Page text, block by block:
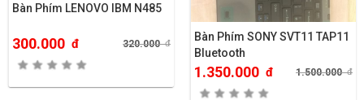
Bàn Phím LENOVO IBM N485
300.000 đ 320.000đ
Bàn Phím SONY SVT11 TAP11
Bluetooth
1.350.000 đ 1.500.000đ